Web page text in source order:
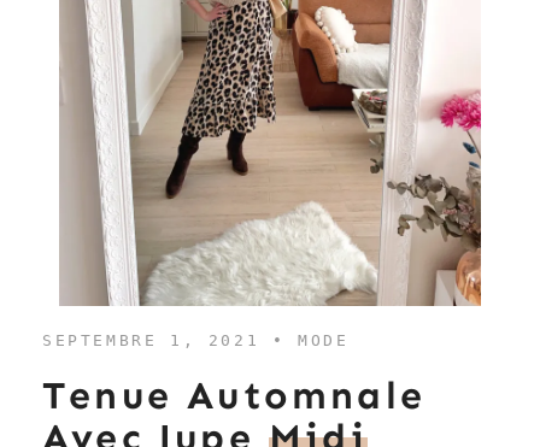
SEPTEMBRE 1, 2021 •MODE
Tenue Automnale
Avec Jupe Midi